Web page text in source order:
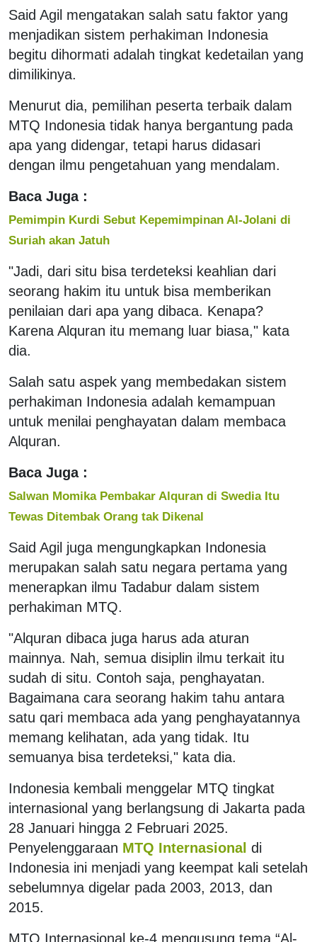
Said Agil mengatakan salah satu faktor yang
menjadikan sistem perhakiman Indonesia
begitu dihormati adalah tingkat kedetailan yang
dimilikinya.
Menurut dia, pemilihan peserta terbaik dalam
MTQ Indonesia tidak hanya bergantung pada
apa yang didengar, tetapi harus didasari
dengan ilmu pengetahuan yang mendalam.
Baca Juga :
Pemimpin Kurdi Sebut Kepemimpinan Al-Jolani di
Suriah akan Jatuh
"Jadi, dari situ bisa terdeteksi keahlian dari
seorang hakim itu untuk bisa memberikan
penilaian dari apa yang dibaca. Kenapa?
Karena Alquran itu memang luar biasa," kata
dia.
Salah satu aspek yang membedakan sistem
perhakiman Indonesia adalah kemampuan
untuk menilai penghayatan dalam membaca
Alquran.
Baca Juga :
Salwan Momika Pembakar Alquran di Swedia Itu
Tewas Ditembak Orang tak Dikenal
Said Agil juga mengungkapkan Indonesia
merupakan salah satu negara pertama yang
menerapkan ilmu Tadabur dalam sistem
perhakiman MTQ.
"Alquran dibaca juga harus ada aturan
mainnya. Nah, semua disiplin ilmu terkait itu
sudah di situ. Contoh saja, penghayatan.
Bagaimana cara seorang hakim tahu antara
satu qari membaca ada yang penghayatannya
memang kelihatan, ada yang tidak. Itu
semuanya bisa terdeteksi," kata dia.
Indonesia kembali menggelar MTQ tingkat
internasional yang berlangsung di Jakarta pada
28 Januari hingga 2 Februari 2025.
Penyelenggaraan MTQ Internasional di
Indonesia ini menjadi yang keempat kali setelah
sebelumnya digelar pada 2003, 2013, dan
2015.
MTQ Internasional ke-4 mengusung tema “Al-